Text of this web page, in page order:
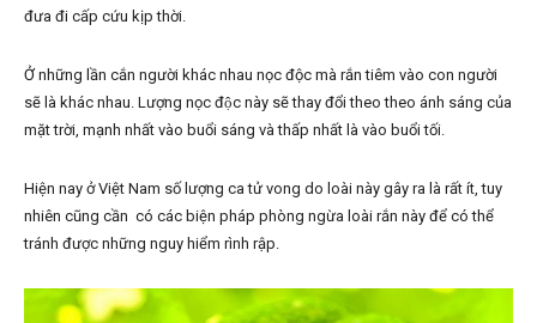
đưa đi cấp cứu kịp thời.
Ở những lần cắn người khác nhau nọc độc mà rắn tiêm vào con người
sẽ là khác nhau. Lượng nọc độc này sẽ thay đổi theo theo ánh sáng của
mặt trời, mạnh nhất vào buổi sáng và thấp nhất là vào buổi tối.
Hiện nay ở Việt Nam số lượng ca tử vong do loài này gây ra là rất ít, tuy
nhiên cũng cần có các biện pháp phòng ngừa loài rắn này để có thể
tránh được những nguy hiểm rình rập.